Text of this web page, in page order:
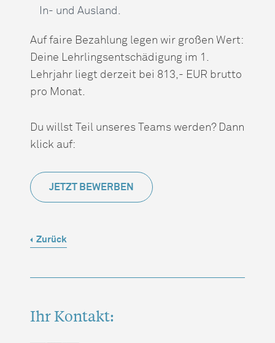
In- und Ausland.
Auf faire Bezahlung legen wir großen Wert:
Deine Lehrlingsentschädigung im 1.
Lehrjahr liegt derzeit bei 813,- EUR brutto
pro Monat.
Du willst Teil unseres Teams werden? Dann
klick auf:
JETZT BEWERBEN
Zurück
Ihr Kontakt: